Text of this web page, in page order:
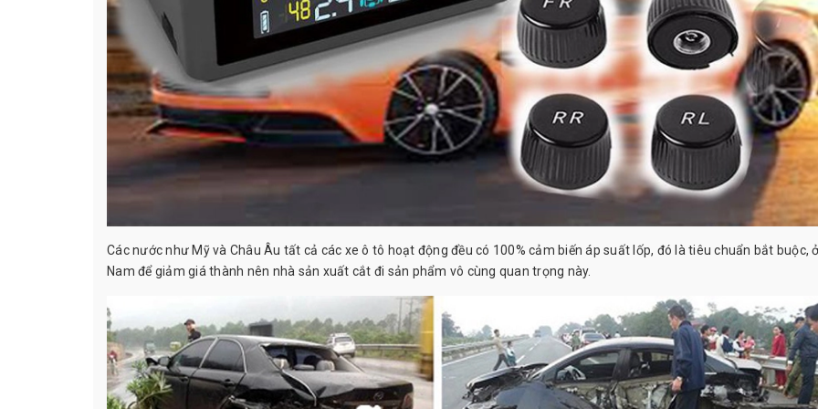
Các nước như Mỹ và Châu Âu tất cả các xe ô tô hoạt động đều có 100% cảm biến áp suất lốp, đó là tiêu chuẩn bắt buộc,
Nam để giảm giá thành nên nhà sản xuất cắt đi sản phẩm vô cùng quan trọng này.